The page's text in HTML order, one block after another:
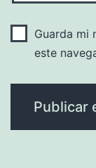
Guarda mi
este